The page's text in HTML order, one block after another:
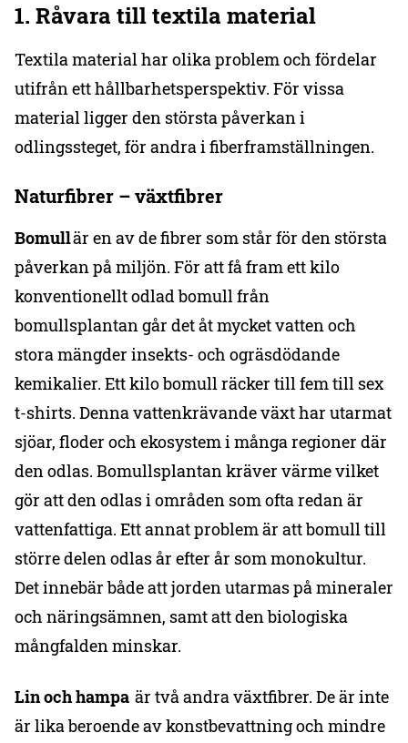
1. Råvara till textila material
Textila material har olika problem och fördelar
utifrån ett hållbarhetsperspektiv. För vissa
material ligger den största påverkan i
odlingssteget, för andra i fiberframställningen.
Naturfibrer – växtfibrer
Bomullär en av de fibrer som står för den största
påverkan på miljön. För att få fram ett kilo
konventionellt odlad bomull från
bomullsplantan går det åt mycket vatten och
stora mängder insekts- och ogräsdödande
kemikalier. Ett kilo bomull räcker till fem till sex
t-shirts. Denna vattenkrävande växt har utarmat
sjöar, floder och ekosystem i många regioner där
den odlas. Bomullsplantan kräver värme vilket
gör att den odlas i områden som ofta redan är
vattenfattiga. Ett annat problem är att bomull till
större delen odlas år efter år som monokultur.
Det innebär både att jorden utarmas på mineraler
och näringsämnen, samt att den biologiska
mångfalden minskar.
Lin och hampa är två andra växtfibrer. De är inte
är lika beroende av konstbevattning och mindre